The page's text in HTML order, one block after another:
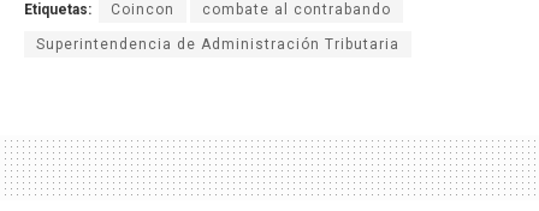
Etiquetas: Coincon combate al contrabando
Superintendencia de Administración Tributaria